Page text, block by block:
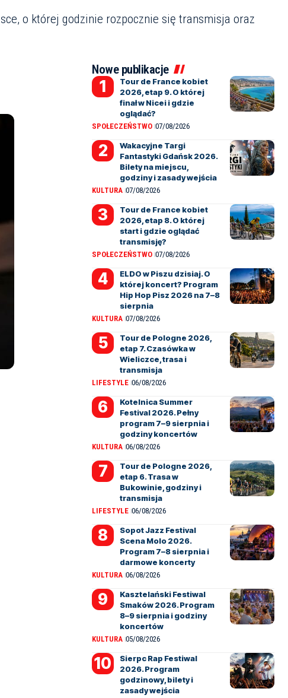
o której godzinie rozpocznie się transmisja oraz
Nowe publikacje
Tour de France kobiet
2026, etap 9. O której
finał w Nicei i gdzie
oglądać?
SPOŁECZEŃSTWO 07/08/2026
Wakacyjne Targi
Fantastyki Gdańsk 2026.
Bilety na miejscu,
godziny i zasady wejścia
KULTURA 07/08/2026
Tour de France kobiet
2026, etap 8. O której
start i gdzie oglądać
transmisję?
SPOŁECZEŃSTWO 07/08/2026
ELDO w Piszu dzisiaj. O
której koncert? Program
Hip Hop Pisz 2026 na 7–8
sierpnia
KULTURA 07/08/2026
Tour de Pologne 2026,
etap 7. Czasówka w
Wieliczce, trasa i
transmisja
LIFESTYLE 06/08/2026
Kotelnica Summer
Festival 2026. Pełny
program 7–9 sierpnia i
godziny koncertów
KULTURA 06/08/2026
Tour de Pologne 2026,
etap 6. Trasa w
Bukowinie, godziny i
transmisja
LIFESTYLE 06/08/2026
Sopot Jazz Festival
Scena Molo 2026.
Program 7–8 sierpnia i
darmowe koncerty
KULTURA 06/08/2026
Kasztelański Festiwal
Smaków 2026. Program
8–9 sierpnia i godziny
koncertów
KULTURA 05/08/2026
Sierpc Rap Festiwal
2026. Program
godzinowy, bilety i
zasady wejścia